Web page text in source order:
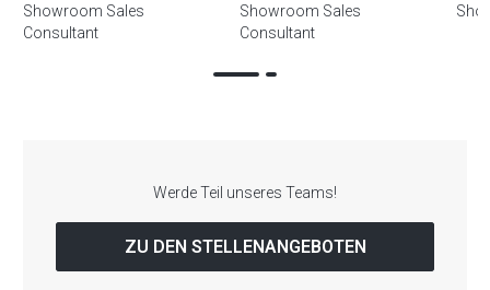
Showroom Sales
Consultant
Showroom Sales
Consultant
Werde Teil unseres Teams!
ZU DEN STELLENANGEBOTEN